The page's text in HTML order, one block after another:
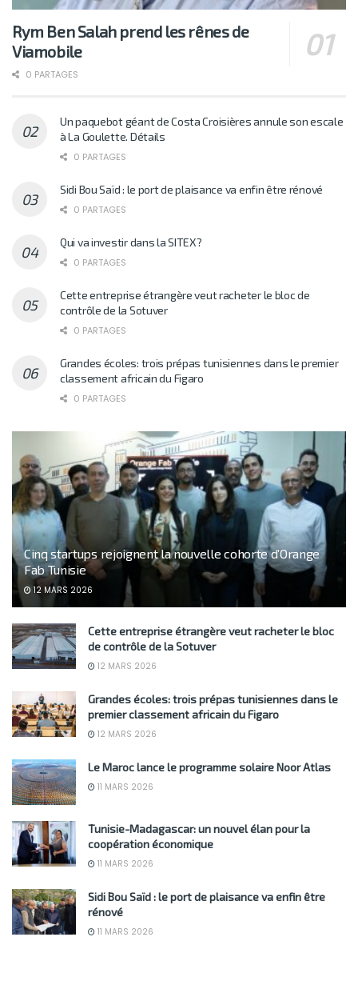
Rym Ben Salah prend les rênes de
Viamobile
0 PARTAGES
Un paquebot géant de Costa Croisières annule son escale
à La Goulette. Détails
0 PARTAGES
Sidi Bou Saïd : le port de plaisance va enfin être rénové
0 PARTAGES
Qui va investir dans la SITEX?
0 PARTAGES
Cette entreprise étrangère veut racheter le bloc de
contrôle de la Sotuver
0 PARTAGES
Grandes écoles: trois prépas tunisiennes dans le premier
classement africain du Figaro
0 PARTAGES
Cinq startups rejoignent la nouvelle cohorte d’Orange
Fab Tunisie
12 MARS 2026
Cette entreprise étrangère veut racheter le bloc
de contrôle de la Sotuver
12 MARS 2026
Grandes écoles: trois prépas tunisiennes dans le
premier classement africain du Figaro
12 MARS 2026
Le Maroc lance le programme solaire Noor Atlas
11 MARS 2026
Tunisie-Madagascar: un nouvel élan pour la
coopération économique
11 MARS 2026
Sidi Bou Saïd : le port de plaisance va enfin être
rénové
11 MARS 2026